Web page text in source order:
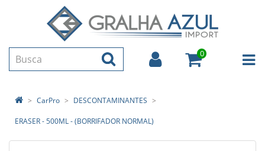
0
CarPro DESCONTAMINANTES
ERASER - 500ML - (BORRIFADOR NORMAL)